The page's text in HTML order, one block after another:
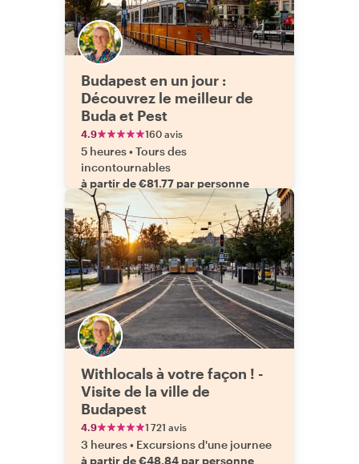
Budapest en un jour :
Découvrez le meilleur de
Buda et Pest
4.9 160 avis
5 heures•Tours des
incontournables
à partir de €81.77 par personne
Withlocals à votre façon ! -
Visite de la ville de
Budapest
4.9 1 721 avis
3 heures• Excursions d'une journee
à partir de €48.84 par personne